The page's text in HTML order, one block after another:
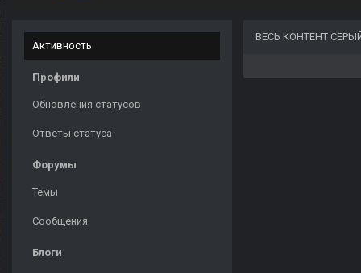
Активность
Профили
Обновления статусов
Ответы статуса
Форумы
Темы
Сообщения
Блоги
ВЕСЬ КОНТЕНТ